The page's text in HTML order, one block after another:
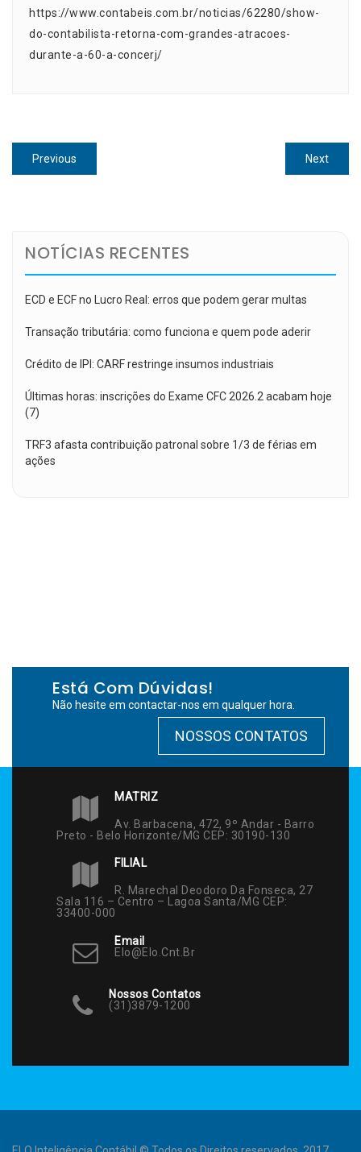
https://www.contabeis.com.br/noticias/62280/show-
do-contabilista-retorna-com-grandes-atracoes-
durante-a-60-a-concerj/
Navegação
de
Previous
post:
NextNext
post:
NOTÍCIAS RECENTES
ECD e ECF no Lucro Real: erros que podem gerar multas
Transação tributária: como funciona e quem pode aderir
Crédito de IPI: CARF restringe insumos industriais
Últimas horas: inscrições do Exame CFC 2026.2 acabam hoje
(7)
TRF3 afasta contribuição patronal sobre 1/3 de férias em
ações
Está Com Dúvidas!
Não hesite em contactar-nos em qualquer hora.
NOSSOS CONTATOS
MATRIZ
Av. Barbacena, 472, 9º Andar - Barro
Preto - Belo Horizonte/MG CEP: 30190-130
FILIAL
R. Marechal Deodoro Da Fonseca, 27
Sala 116 – Centro – Lagoa Santa/MG CEP:
33400-000
Email
Elo@elo.cnt.br
Nossos Contatos
(31)3879-1200